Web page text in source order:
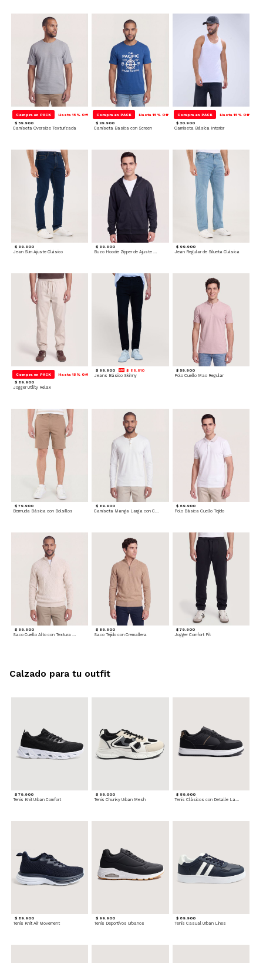
Compra en PACK Hasta 15% Off
$ 59.900
Camiseta Oversize Texturizada
Compra en PACK Hasta 15% Off
$ 39.900
Camiseta Basica con Screen
Compra en PACK Hasta 15% Off
$ 20.900
Camiseta Básica Interior
$ 99.900
Jean Slim Ajuste Clásico
$ 99.900 $ 99.900
Jean Regular de Silueta Clásica
Compra en PACK Hasta 15% Off
$ 89.900
Jogger Utility Relax
$ 99.900 $ 89.910
Jeans Básico Skinny
$ 59.900
Polo Cuello Mao Regular
$ 79.900
Bermuda Básica con Bolsillos
$ 69.900
Camiseta Manga Larga con Cuello Henley
$ 69.900
Polo Básica Cuello Tejido
$ 99.900
Saco Cuello Alto con Textura Trenzada
$ 89.900
Saco Tejido con Cremallera
$ 79.900
Jogger Comfort Fit
$ 79.900
Tenis Knit Urban Comfort
$ 99.000
Tenis Chunky Urban Mesh
$ 89.900
Tenis Clásicos con Detalle Lateral
$ 89.900
Tenis Knit Air Movement
$ 99.900
Tenis Deportivos Urbanos
$ 89.900
Tenis Casual Urban Lines
Calzado para tu outfit